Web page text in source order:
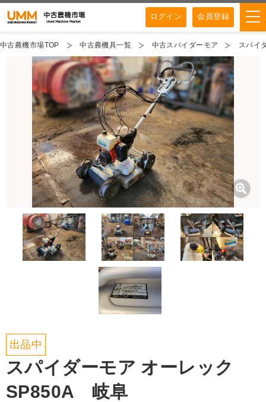
ログイン 会員登録
中古農機市場TOP 中古農機具一覧 中古スパイダーモア スパイ
出品中
スパイダーモア オーレック
SP850A 岐阜